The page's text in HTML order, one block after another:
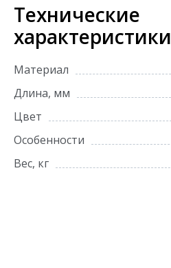
Технические
характеристики
Материал
Длина, мм
Цвет
Особенности
Вес, кг